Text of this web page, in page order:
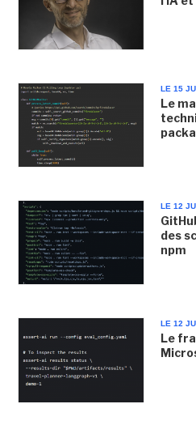
LE 15
Le
LE 12
des
npm
LE 12
Le